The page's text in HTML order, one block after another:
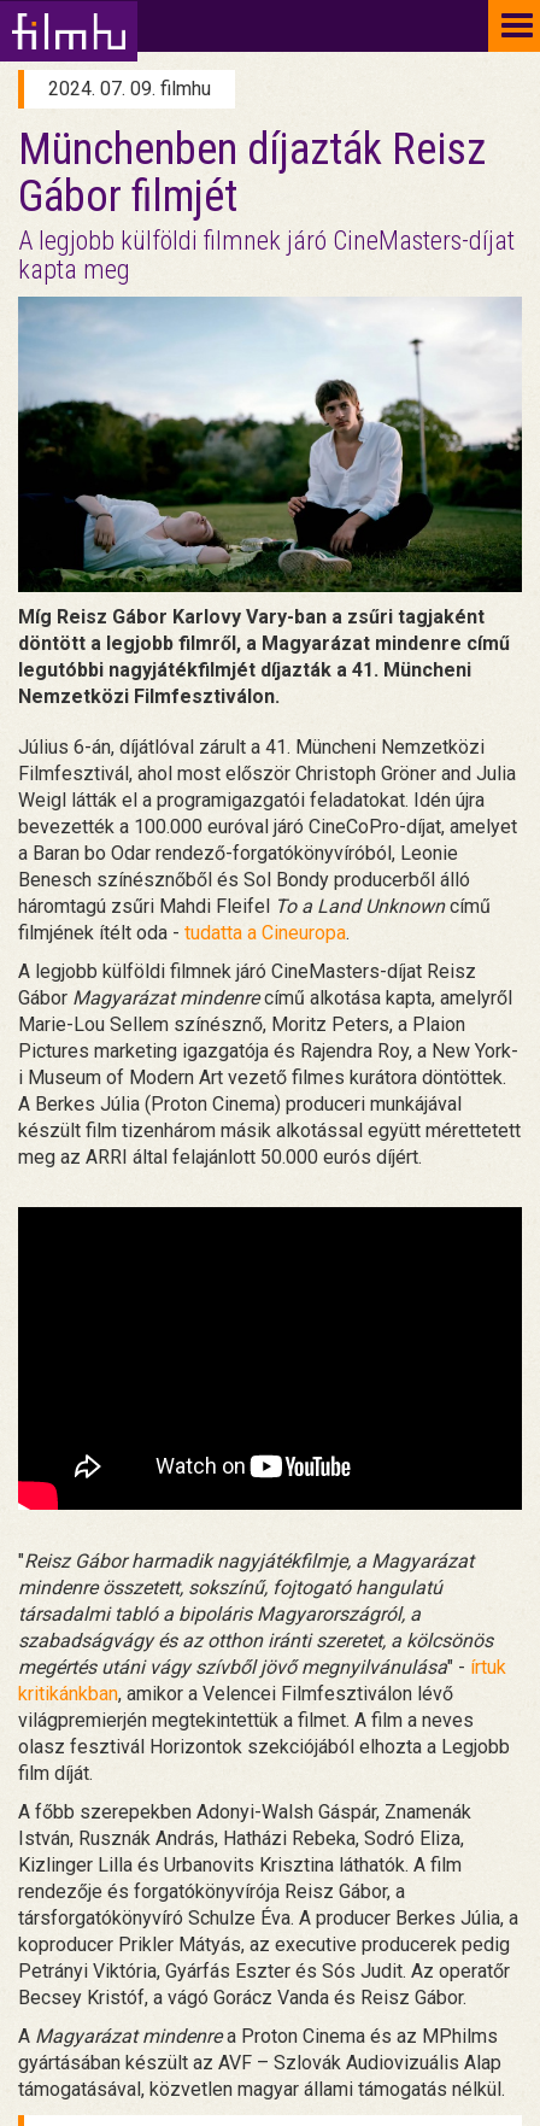
2024. 07. 09. filmhu
Münchenben díjazták Reisz
Gábor filmjét
A legjobb külföldi filmnek járó CineMasters-díjat
kapta meg
Míg Reisz Gábor Karlovy Vary-ban a zsűri tagjaként
döntött a legjobb filmről, a Magyarázat mindenre című
legutóbbi nagyjátékfilmjét díjazták a 41. Müncheni
Nemzetközi Filmfesztiválon.
Július 6-án, díjátlóval zárult a 41. Müncheni Nemzetközi
Filmfesztivál, ahol most először Christoph Gröner and Julia
Weigl látták el a programigazgatói feladatokat. Idén újra
bevezették a 100.000 euróval járó CineCoPro-díjat, amelyet
a Baran bo Odar rendező-forgatókönyvíróból, Leonie
Benesch színésznőből és Sol Bondy producerből álló
háromtagú zsűri Mahdi Fleifel To a Land Unknowncímű
filmjének ítélt oda - tudatta a Cineuropa.
A legjobb külföldi filmnek járó CineMasters-díjat Reisz
Gábor Magyarázat mindenrecímű alkotása kapta, amelyről
Marie-Lou Sellem színésznő, Moritz Peters, a Plaion
Pictures marketing igazgatója és Rajendra Roy, a New York-
i Museum of Modern Art vezető filmes kurátora döntöttek.
A Berkes Júlia (Proton Cinema) produceri munkájával
készült film tizenhárom másik alkotással együtt mérettetett
meg az ARRI által felajánlott 50.000 eurós díjért.
"Reisz Gábor harmadik nagyjátékfilmje, a Magyarázat
mindenre összetett, sokszínű, fojtogató hangulatú
társadalmi tabló a bipoláris Magyarországról, a
szabadságvágy és az otthon iránti szeretet, a kölcsönös
megértés utáni vágy szívből jövő megnyilvánulása" - írtuk
kritikánkban, amikor a Velencei Filmfesztiválon lévő
világpremierjén megtekintettük a filmet. A film a neves
olasz fesztivál Horizontok szekciójából elhozta a Legjobb
film díját.
A főbb szerepekben Adonyi-Walsh Gáspár, Znamenák
István, Rusznák András, Hatházi Rebeka, Sodró Eliza,
Kizlinger Lilla és Urbanovits Krisztina láthatók. A film
rendezője és forgatókönyvírója Reisz Gábor, a
társforgatókönyvíró Schulze Éva. A producer Berkes Júlia, a
koproducer Prikler Mátyás, az executive producerek pedig
Petrányi Viktória, Gyárfás Eszter és Sós Judit. Az operatőr
Becsey Kristóf, a vágó Gorácz Vanda és Reisz Gábor.
A Magyarázat mindenrea Proton Cinema és az MPhilms
gyártásában készült az AVF – Szlovák Audiovizuális Alap
támogatásával, közvetlen magyar állami támogatás nélkül.